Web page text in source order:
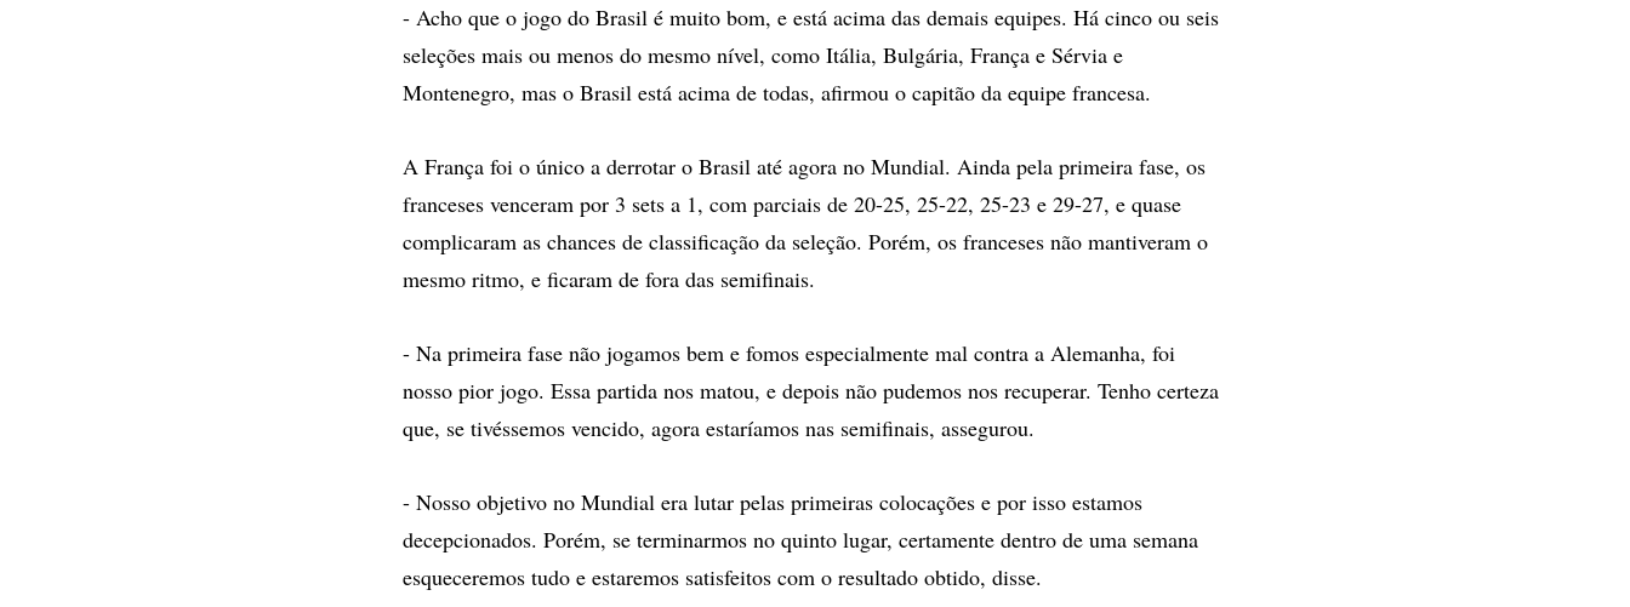
- Acho que o jogo do Brasil é muito bom, e está acima das demais equipes. Há cinco ou seis
seleções mais ou menos do mesmo nível, como Itália, Bulgária, França e Sérvia e
Montenegro, mas o Brasil está acima de todas, afirmou o capitão da equipe francesa.
A França foi o único a derrotar o Brasil até agora no Mundial. Ainda pela primeira fase, os
franceses venceram por 3 sets a 1, com parciais de 20-25, 25-22, 25-23 e 29-27, e quase
complicaram as chances de classificação da seleção. Porém, os franceses não mantiveram o
mesmo ritmo, e ficaram de fora das semifinais.
- Na primeira fase não jogamos bem e fomos especialmente mal contra a Alemanha, foi
nosso pior jogo. Essa partida nos matou, e depois não pudemos nos recuperar. Tenho certeza
que, se tivéssemos vencido, agora estaríamos nas semifinais, assegurou.
- Nosso objetivo no Mundial era lutar pelas primeiras colocações e por isso estamos
decepcionados. Porém, se terminarmos no quinto lugar, certamente dentro de uma semana
esqueceremos tudo e estaremos satisfeitos com o resultado obtido, disse.